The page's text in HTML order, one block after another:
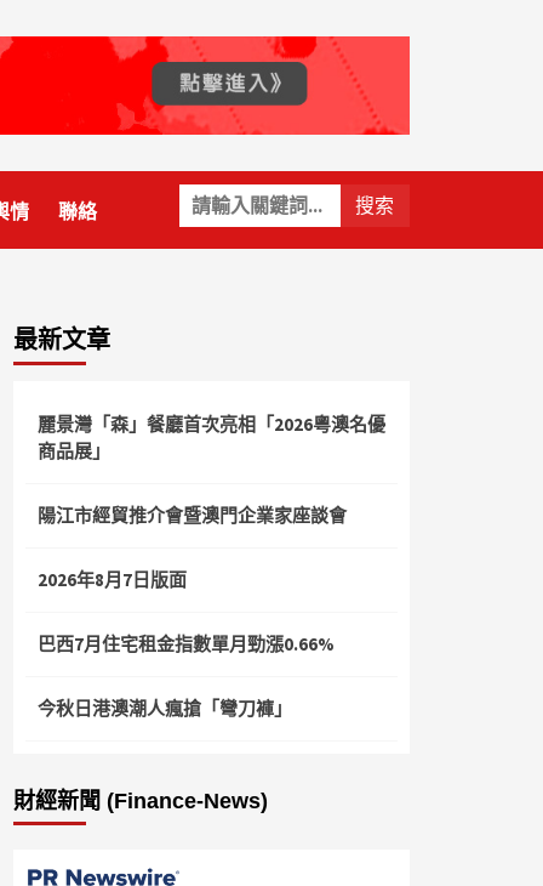
關
鍵
字:
情 聯絡
最新文章
麗景灣「森」餐廳首次亮相「2026粵澳名優
商品展」
陽江市經貿推介會暨澳門企業家座談會
2026年8月7日版面
巴西7月住宅租金指數單月勁漲0.66%
今秋日港澳潮人瘋搶「彎刀褲」
財經新聞 (Finance-News)